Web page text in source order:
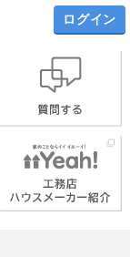
ログイン